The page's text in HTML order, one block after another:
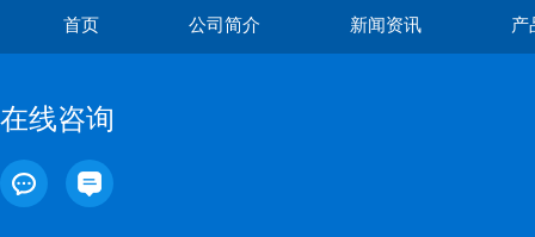
首页 公司简介 新闻资讯 产
在线咨询